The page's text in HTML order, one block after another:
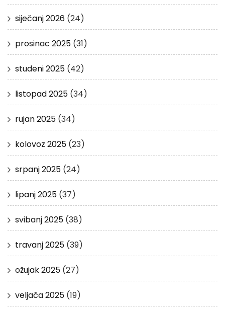
siječanj 2026 (24)
prosinac 2025 (31)
studeni 2025 (42)
listopad 2025 (34)
rujan 2025 (34)
kolovoz 2025 (23)
srpanj 2025 (24)
lipanj 2025 (37)
svibanj 2025 (38)
travanj 2025 (39)
ožujak 2025 (27)
veljača 2025 (19)